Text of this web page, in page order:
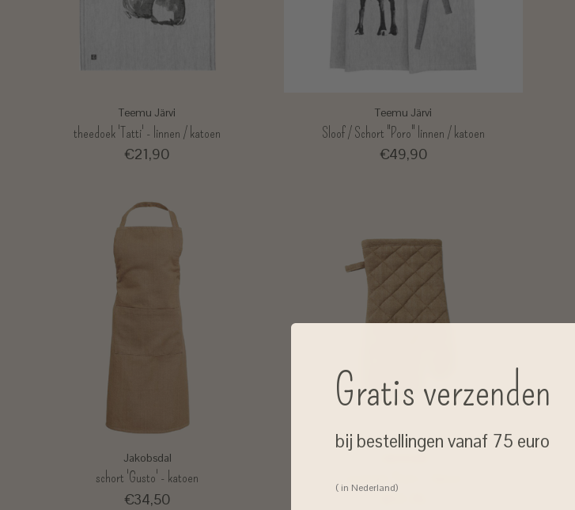
Teemu Järvi
theedoek 'Tatti' - linnen / katoen
€21,90
Teemu Järvi
Sloof / Schort "Poro" linnen / katoen
€49,90
Jakobsdal
schort 'Gusto' - katoen
€34,50
Gratis verzenden
bij bestellingen vanaf 75 euro
( in Nederland)